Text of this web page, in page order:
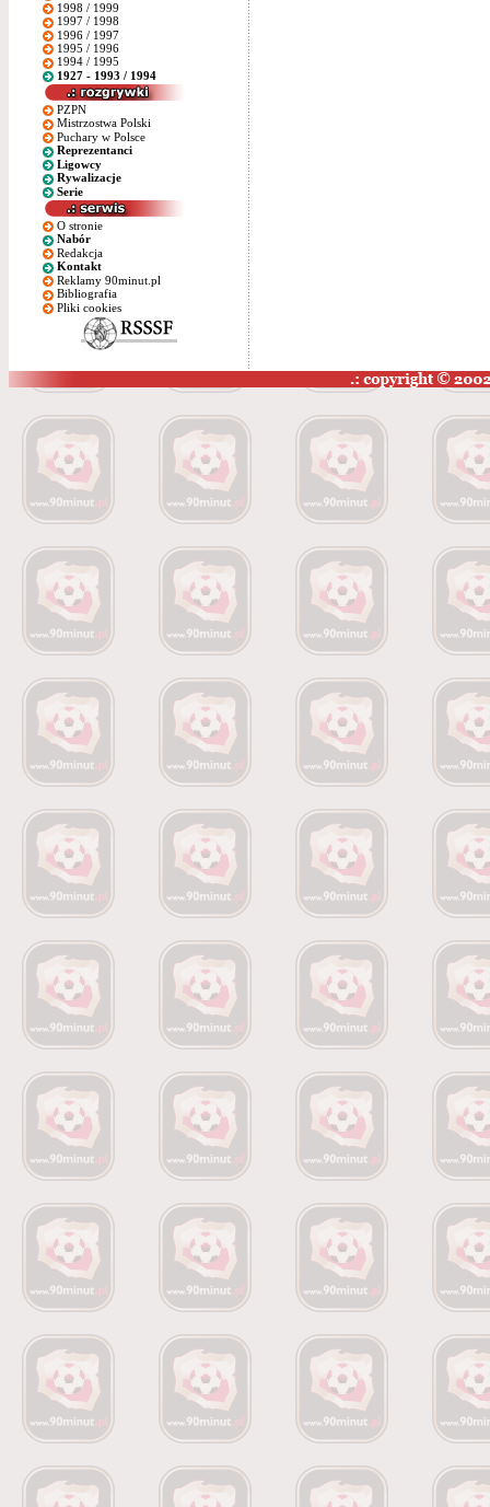
1998 / 1999
1997 / 1998
1996 / 1997
1995 / 1996
1994 / 1995
1927 - 1993 / 1994
PZPN
Mistrzostwa Polski
Puchary w Polsce
Reprezentanci
Ligowcy
Rywalizacje
Serie
O stronie
Nabór
Redakcja
Kontakt
Reklamy 90minut.pl
Bibliografia
Pliki cookies